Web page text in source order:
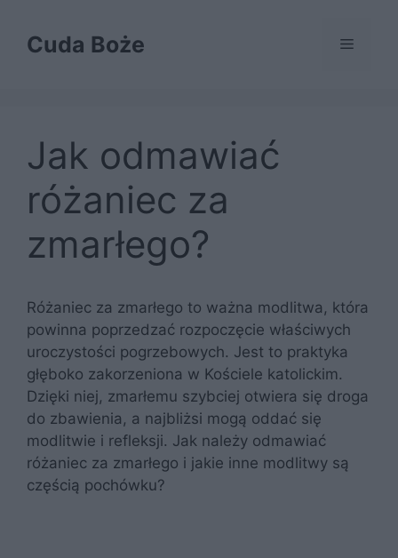
treściCuda Boże Menu
Jak odmawiać
różaniec za
zmarłego?
Różaniec za zmarłego to ważna modlitwa, która
powinna poprzedzać rozpoczęcie właściwych
uroczystości pogrzebowych. Jest to praktyka
głęboko zakorzeniona w Kościele katolickim.
Dzięki niej, zmarłemu szybciej otwiera się droga
do zbawienia, a najbliżsi mogą oddać się
modlitwie i refleksji. Jak należy odmawiać
różaniec za zmarłego i jakie inne modlitwy są
częścią pochówku?